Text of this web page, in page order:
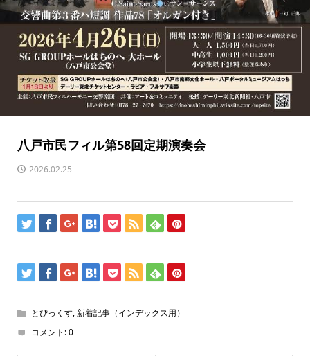
八戸市民フィル第58回定期演奏会
2026.02.25
とぴっくす,新着記事（インデックス用）
コメント:0